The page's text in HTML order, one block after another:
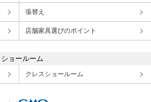
張替え
店舗家具選びのポイント
ショールーム
クレスショールーム